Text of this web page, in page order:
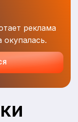
реклама
окупалась.